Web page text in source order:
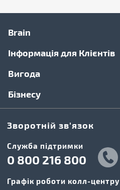
Brain
Інформація для Клієнтів
Вигода
Бізнесу
Зворотній зв'язок
Cлужба підтримки
0 800 216 800
Графік роботи колл-центру